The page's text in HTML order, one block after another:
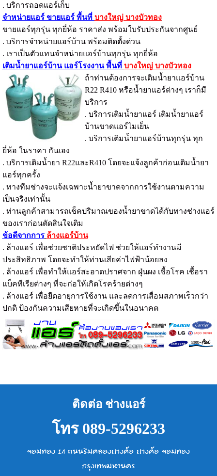
. บริการถอดแอร์เก็บ
จำหน่ายแอร์ ขายแอร์ พื้นที่ บางใหญ่ บางบัวทอง
ขายแอร์ทุกรุ่น ทุกยี่ห้อ ราคาส่ง พร้อมใบรับประกันจากศูนย์
. บริการจำหน่ายแอร์บ้าน พร้อมติดตั้งด่วน
. เราเป็นตัวแทนจำหน่ายแอร์บ้านทุกรุ่น ทุกยี่ห้อ
เติมน้ำยาแอร์บ้าน แอร์โรงงาน พื้นที่ บางใหญ่ บางบัวทอง
ถ้าท่านต้องการจะเติมน้ำยาแอร์บ้าน
R22 R410 หรือน้ำยาแอร์ต่างๆ เราก็มี
บริการ
. บริการเติมน้ำยาแอร์ เติมน้ำยาแอร์
บ้านขาดแอร์ไมเย็น
. บริการเติมน้ำยาแอร์บ้านทุกรุ่น ทุก
ยี่ห้อ ในราคา กันเอง
. บริการเติมน้ำยา R22และR410 โดยจะแจ้งลูกค้าก่อนเติมน้ำยา
แอร์ทุกครั้ง
. ทางทีมช่างจะแจ้งเฉพาะน้ำยาขาดจากการใช้งานตามความ
เป็นจริงเท่านั้น
. ท่านลูกค้าสามารถเช็คปริมาณของน้ำยาขาดได้กับทางช่างแอร์
ของเราก่อนตัดสินใจเติม
ข้อดีจากการ ล้างแอร์บ้าน
. ล้างแอร์ เพื่อช่วยชาติประหยัดไฟ ช่วยให้แอร์ทำงานมี
ประสิทธิภาพ โดยจะทำให้ท่านเสียค่าไฟฟ้าน้อยลง
. ล้างแอร์ เพื่อทำให้แอร์สะอาดปราศจาก ฝุ่นผง เชื้อโรค เชื้อรา
แบ็คทีเรียต่างๆ ที่จะก่อให้เกิดโรคร้ายต่างๆ
. ล้างแอร์ เพื่อยืดอายุการใช้งาน และลดการเสื่อมสภาพเร็วกว่า
ปกติ ป้องกันความเสียหายที่จะเกิดขึ้นในอนาคต
ติดต่อ ช่างแอร์
โทร 089-5296233
จอมทอง 14 ถนนริมคลองบางค้อ บางค้อ จอมทอง
กรุงเทพมหานคร